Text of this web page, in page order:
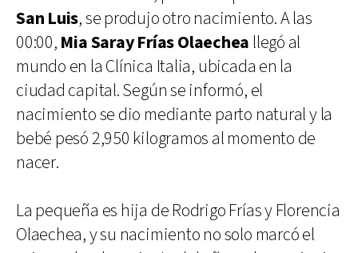
San Luis, se produjo otro nacimiento. A las
00:00, Mia Saray Frías Olaechea llegó al
mundo en la Clínica Italia, ubicada en la
ciudad capital. Según se informó, el
nacimiento se dio mediante parto natural y la
bebé pesó 2,950 kilogramos al momento de
nacer.
La pequeña es hija de Rodrigo Frías y Florencia
Olaechea, y su nacimiento no solo marcó el